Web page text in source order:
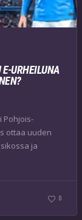
URHEILUNA
Pohjois-
ottaa uuden
ja
0